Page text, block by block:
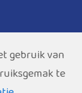
gebruik van
te